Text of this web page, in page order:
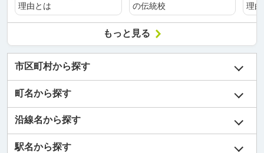
理由とは
の伝統校
理
もっと見る
市区町村から探す
町名から探す
沿線名から探す
駅名から探す